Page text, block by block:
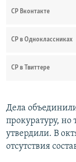
СР Вконтакте
СР в Одноклассниках
СР в Твиттере
Дела
прокуратуру,
утвердили. В
отсутствия